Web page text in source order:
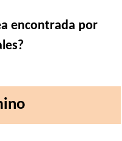
encontrada por